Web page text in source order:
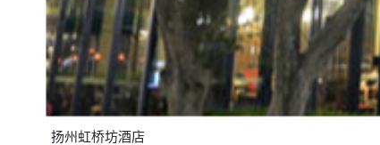
扬州虹桥坊酒店